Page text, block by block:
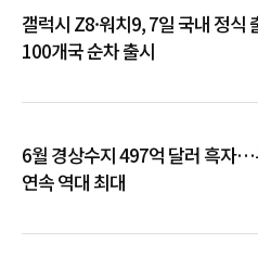
갤럭시 Z8·워치9, 7일 국내 정
100개국 순차 출시
6월 경상수지 497억 달러 흑자
연속 역대 최대